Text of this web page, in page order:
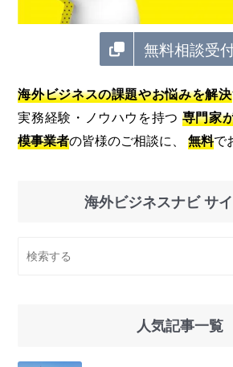
無料相談受
海外ビジネスの課題やお悩みを解決
実務経験・ノウハウを持つ 専門家
模事業者の皆様のご相談に、無料で
海外ビジネスナビ サ
人気記事一覧